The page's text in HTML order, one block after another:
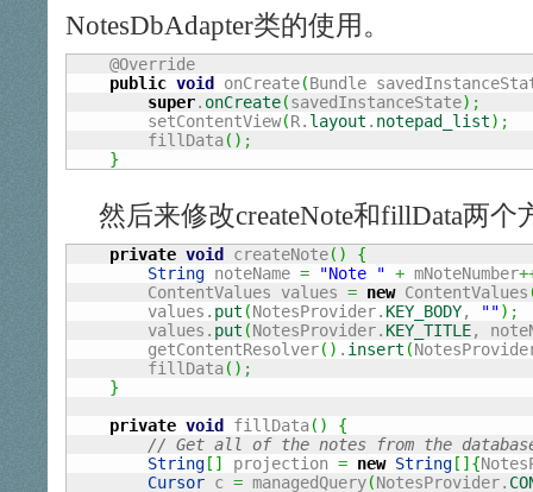
NotesDbAdapter类的使用。
    @Override
public void onCreate(Bundle
super. onCreate(savedInstanceState) ;
        setContentView
(R. layout . notepad_list) ;
        fillData
( ) ;
}
然后来修改createNote和fillData两个
private void createNote( )
{
String noteName = "Note " + mNoteNumber
	ContentValues values
= new ContentValues
	values.
put (NotesProvider. KEY_BODY, "") ;
	values.
put (NotesProvider. KEY_TITLE,
	getContentResolver
( ) . insert (
	fillData
( ) ;
}
private void fillData( )
{
// Get all of the notes from the
String [ ] projection = new String [ ] {
Cursor c = managedQuery(NotesProvider.